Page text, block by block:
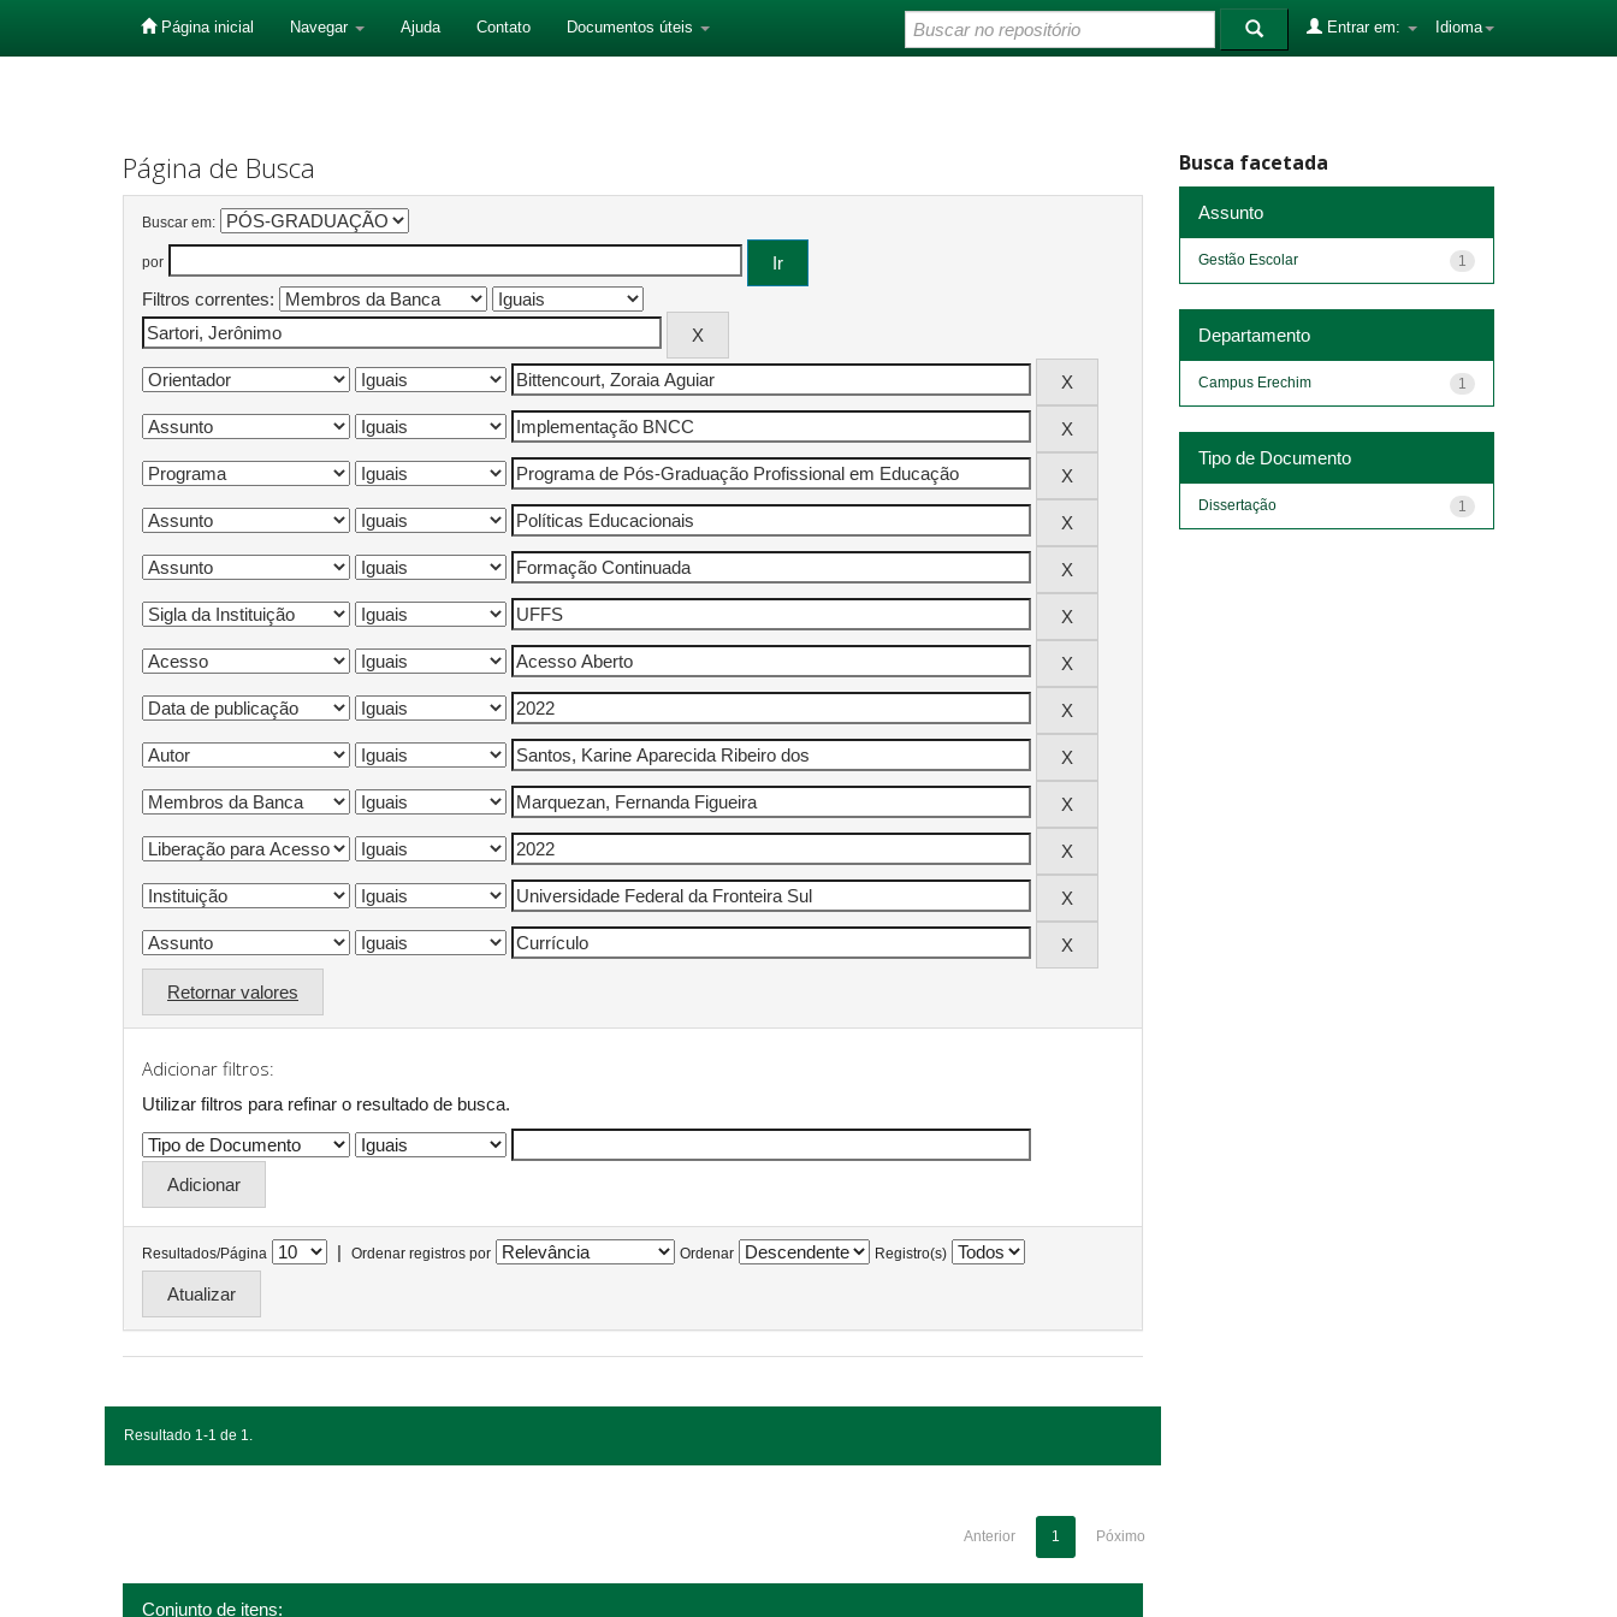
Página inicial Navegar Ajuda Contato Documentos úteis Idioma
Entrar em:
Página de Busca
Buscar em:
por
Filtros correntes:
Retornar valores
Adicionar filtros:
Utilizar filtros para refinar o resultado de busca.
Resultados/Página | Ordenar registros por Ordenar Registro(s)
Resultado 1-1 de 1.
Anterior 1 Póximo
Conjunto de itens:
Busca facetada
Assunto
1
Gestão Escolar
Departamento
1
Campus Erechim
Tipo de Documento
1
Dissertação